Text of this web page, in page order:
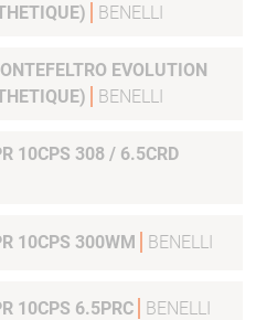
BENELLI
EVOLUTION
BENELLI
10CPS 308 / 6.5CRD
10CPS 300WM BENELLI
10CPS 6.5PRC BENELLI